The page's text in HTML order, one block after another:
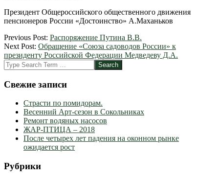
Президент Общероссийского общественного движения
пенсионеров России «Достоинство» А.Маханьков
2012-
03-
02
Previous Post: Распоряжение Путина В.В.
Next Post: Обращение «Союза садоводов России» к
президенту Российской Федерации Медведеву Д.А.
Search
Свежие записи
Страсти по помидорам.
Весенний Арт-сезон в Сокольниках
Ремонт водяных насосов
ЖАР-ПТИЦА – 2018
После четырех лет падения на оконном рынке
ожидается рост
Рубрики